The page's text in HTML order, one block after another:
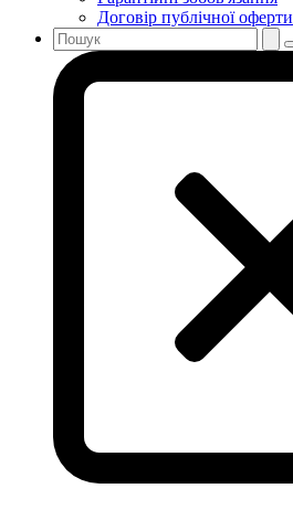
Договір публічної оферти